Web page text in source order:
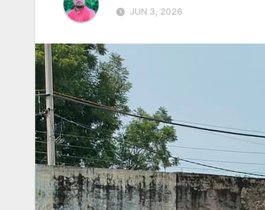
JUN 3, 2026